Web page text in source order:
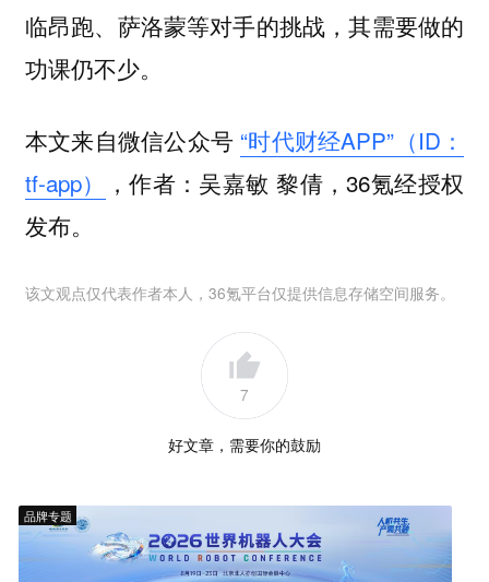
临昂跑、萨洛蒙等对手的挑战，其需要做的
功课仍不少。
本文来自微信公众号 “时代财经APP”（ID：
tf-app）
，作者：吴嘉敏 黎倩，36氪经授权
发布。
该文观点仅代表作者本人，36氪平台仅提供信息存储空间服务。
7
好文章，需要你的鼓励
品牌专题